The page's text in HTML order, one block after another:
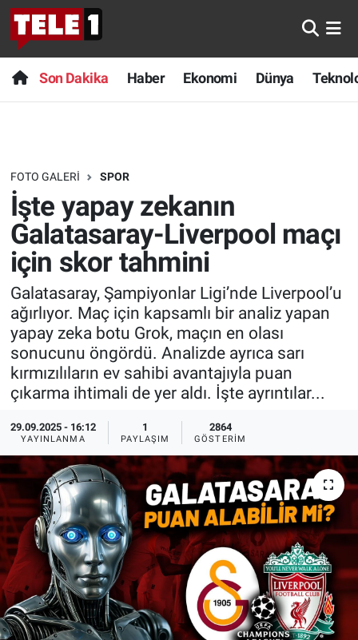
Son Dakika Haber Ekonomi Dünya
FOTO GALERI SPOR
İşte yapay zekanın
Galatasaray-Liverpool maçı
için skor tahmini
Galatasaray, Şampiyonlar Ligi’nde Liverpool’u
ağırlıyor. Maç için kapsamlı bir analiz yapan
yapay zeka botu Grok, maçın en olası
sonucunu öngördü. Analizde ayrıca sarı
kırmızılıların ev sahibi avantajıyla puan
çıkarma ihtimali de yer aldı. İşte ayrıntılar...
29.09.2025 - 16:12
YAYINLANMA
1
PAYLAŞIM
2864
GÖSTERIM
Anında Manşet
Başka Sohbetler
Bilim turu
Bilim ve Teknoloji Evreni
Doğa Konuşuyor
Dünya
Ege Saati
Ege'den Esintiler
Eğitim
Eğlence
Ekonomi
Forum
Gerçeğin İzinde
Gün Başlıyor
Son Dakika
Haber
Dünya
Teknoloji
Sağlık
Spor
Yayın Akışı
İletişim
Nöbetçi Eczaneler
Hava Durumu
Trafik Durumu
Süper Lig Puan Durumu ve Fikstür
Tüm Manşetler
Son Dakika Haberleri
Haber Arşivi